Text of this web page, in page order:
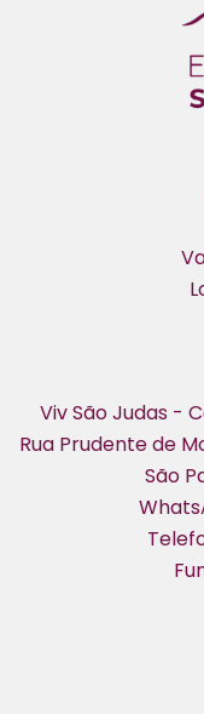
Viv São Judas -
Rua Prudente de
São